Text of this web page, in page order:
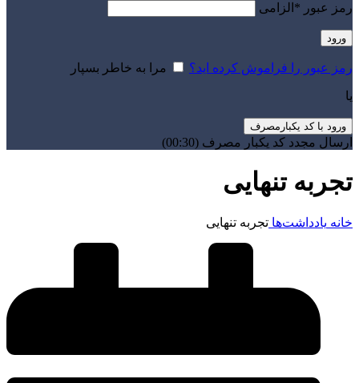
رمز عبور * الزامی
ورود
رمز عبور را فراموش کرده اید؟ مرا به خاطر بسپار
یا
ورود با کد یکبارمصرف
ارسال مجدد کد یکبار مصرف (00:
30
)
تجربه تنهایی
خانه یادداشت‌ها تجربه تنهایی